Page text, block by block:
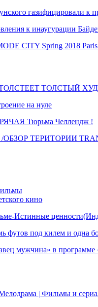
газифицировали к
к инаугурации
CITY Spring 2018
ТОЛСТЫЙ
на нуле
Тюрьма Челлендж !
ТЕРИТОРИИ
кино
Истинные
под килем и одна
мужчина» в программе
| Фильмы и